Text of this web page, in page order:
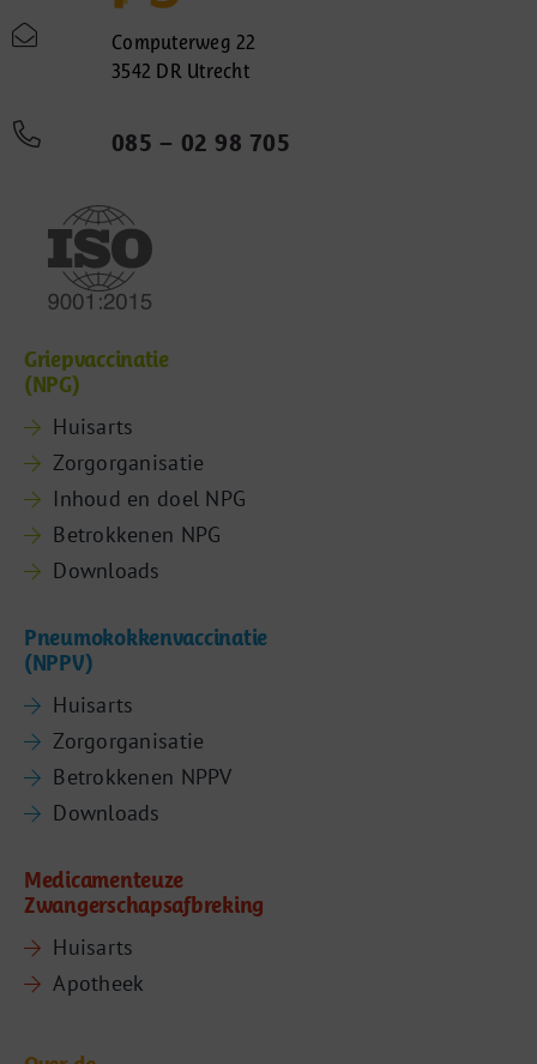
Computerweg 22
3542 DR Utrecht
085 – 02 98 705
Griepvaccinatie
(NPG)
Huisarts
Zorgorganisatie
Inhoud en doel NPG
Betrokkenen NPG
Downloads
Pneumokokkenvaccinatie
(NPPV)
Huisarts
Zorgorganisatie
Betrokkenen NPPV
Downloads
Medicamenteuze
Zwangerschapsafbreking
Huisarts
Apotheek